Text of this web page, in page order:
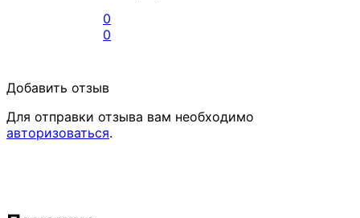
0
0
Добавить отзыв
Для отправки отзыва вам необходимо
авторизоваться.